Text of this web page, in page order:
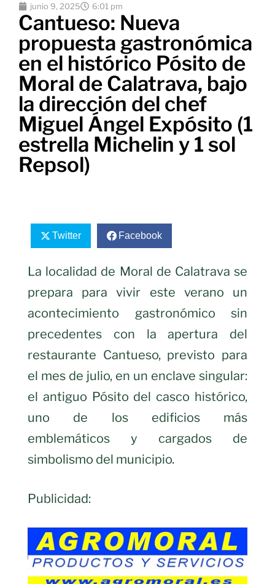
junio 9, 2025 6:01 pm
Cantueso: Nueva
propuesta gastronómica
en el histórico Pósito de
Moral de Calatrava, bajo
la dirección del chef
Miguel Ángel Expósito (1
estrella Michelin y 1 sol
Repsol)
Twitter Facebook
La localidad de Moral de Calatrava se
prepara para vivir este verano un
acontecimiento gastronómico sin
precedentes con la apertura del
restaurante Cantueso, previsto para
el mes de julio, en un enclave singular:
el antiguo Pósito del casco histórico,
uno de los edificios más
emblemáticos y cargados de
simbolismo del municipio.
Publicidad: